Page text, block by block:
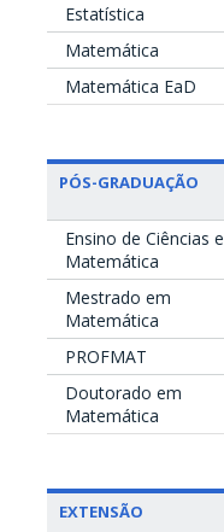
Estatística
Matemática
Matemática EaD
PÓS-GRADUAÇÃO
Ensino de Ciências e
Matemática
Mestrado em
Matemática
PROFMAT
Doutorado em
Matemática
EXTENSÃO